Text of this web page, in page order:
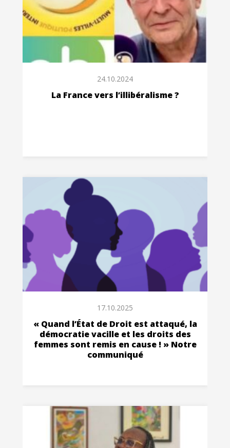
24.10.2024
La France vers l’illibéralisme ?
17.10.2025
« Quand l’État de Droit est attaqué, la
démocratie vacille et les droits des
femmes sont remis en cause ! » Notre
communiqué